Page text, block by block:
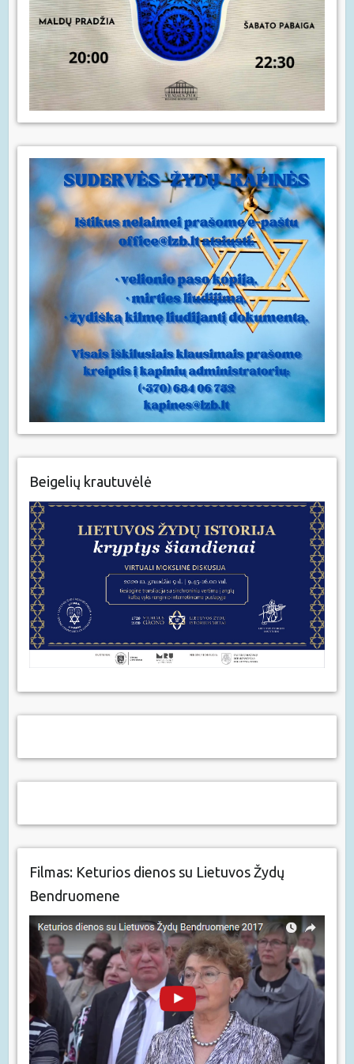
Beigelių krautuvėlė
Filmas: Keturios dienos su Lietuvos Žydų
Bendruomene